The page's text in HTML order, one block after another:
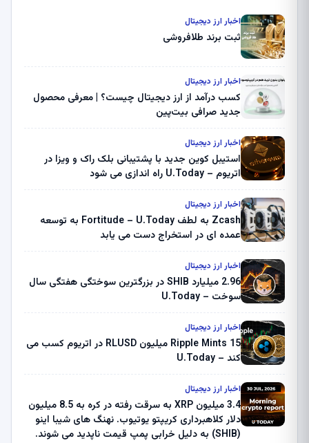
اخبار ارز دیجیتال
ثبت برند طلافروشی
اخبار ارز دیجیتال
کسب درآمد از ارز دیجیتال چیست؟ | معرفی محصول
جدید صرافی بیت‌پین
اخبار ارز دیجیتال
استیبل کوین جدید با پشتیبانی بلک راک و ویزا در
اتریوم – U.Today راه اندازی می شود
اخبار ارز دیجیتال
Zcash به لطف Fortitude – U.Today به توسعه
عمده ای در استخراج دست می یابد
اخبار ارز دیجیتال
2.96 میلیارد SHIB در بزرگترین سوختگی هفتگی سال
سوخت – U.Today
اخبار ارز دیجیتال
Ripple Mints 15 میلیون RLUSD در اتریوم کسب می
کند – U.Today
اخبار ارز دیجیتال
3.4 میلیون XRP به سرقت رفته در کره به 8.5 میلیون
دلار کلاهبرداری کریپتو یوتیوب. نهنگ های شیبا اینو
(SHIB) به دلیل خرابی پمپ قیمت ناپدید می شوند.